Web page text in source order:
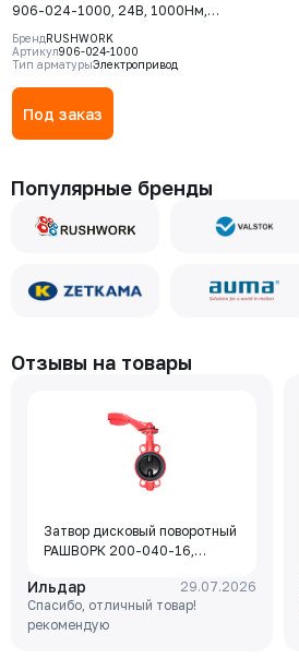
906-024-1000, 24В, 1000Нм,
IP67, 40сек
БрендRUSHWORK
Артикул906-024-1000
Тип арматурыЭлектропривод
Под заказ
Популярные бренды
Отзывы на товары
Затвор дисковый поворотный
РАШВОРК 200-040-16,
250 (GG25), диск - GJS-400-
15 (GGG40), уплотнение -
EPDM, М/Ф, рукоятка
Ильдар
29.07.2026
Спасибо, отличный товар!
рекомендую